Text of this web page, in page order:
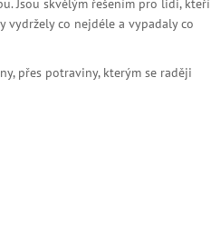
Jsou skvělým řešením pro lidi, kteří
vydržely co nejdéle a vypadaly co
přes potraviny, kterým se raději